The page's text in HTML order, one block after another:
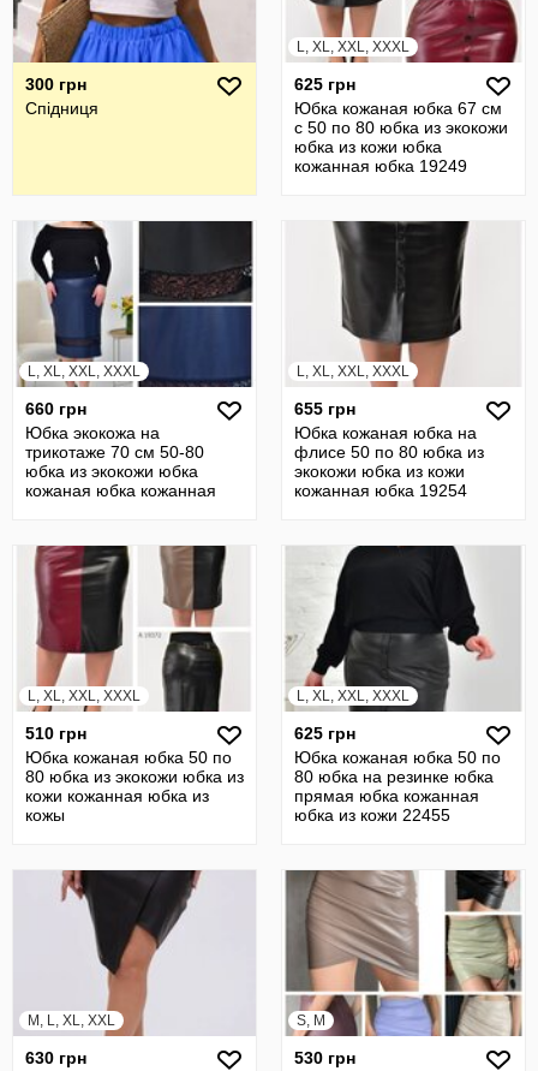
300 грн
Спідниця
L, XL, XXL, XXXL
625 грн
Юбка кожаная юбка 67 см
с 50 по 80 юбка из экокожи
юбка из кожи юбка
кожанная юбка 19249
L, XL, XXL, XXXL
660 грн
Юбка экокожа на
трикотаже 70 см 50-80
юбка из экокожи юбка
кожаная юбка кожанная
L, XL, XXL, XXXL
655 грн
Юбка кожаная юбка на
флисе 50 по 80 юбка из
экокожи юбка из кожи
кожанная юбка 19254
L, XL, XXL, XXXL
510 грн
Юбка кожаная юбка 50 по
80 юбка из экокожи юбка из
кожи кожанная юбка из
кожы
L, XL, XXL, XXXL
625 грн
Юбка кожаная юбка 50 по
80 юбка на резинке юбка
прямая юбка кожанная
юбка из кожи 22455
M, L, XL, XXL
630 грн
S, M
530 грн